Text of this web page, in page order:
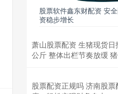
股票软件鑫东财配资 安
资稳步增长
萧山股票配资 生猪现货
公斤 整体出栏节奏放缓
股票配资正规吗 济南股